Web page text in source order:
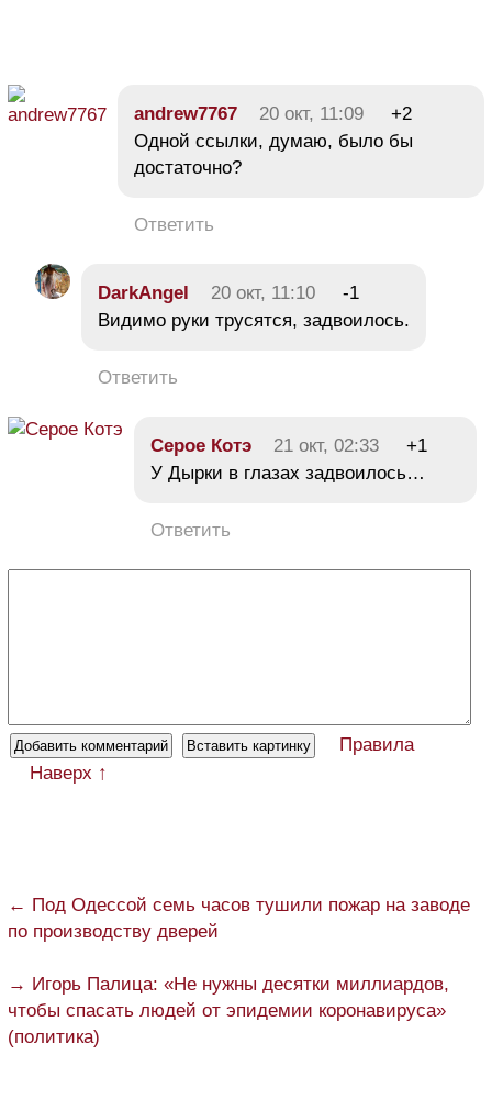
andrew7767 20 окт, 11:09
+2
Одной ссылки, думаю, было бы
достаточно?
Ответить
DarkAngel 20 окт, 11:10
-1
Видимо руки трусятся, задвоилось.
Ответить
Серое Котэ 21 окт, 02:33
+1
У Дырки в глазах задвоилось…
Ответить
Правила
Наверх ↑
← Под Одессой семь часов тушили пожар на заводе
по производству дверей
→ Игорь Палица: «Не нужны десятки миллиардов,
чтобы спасать людей от эпидемии коронавируса»
(политика)